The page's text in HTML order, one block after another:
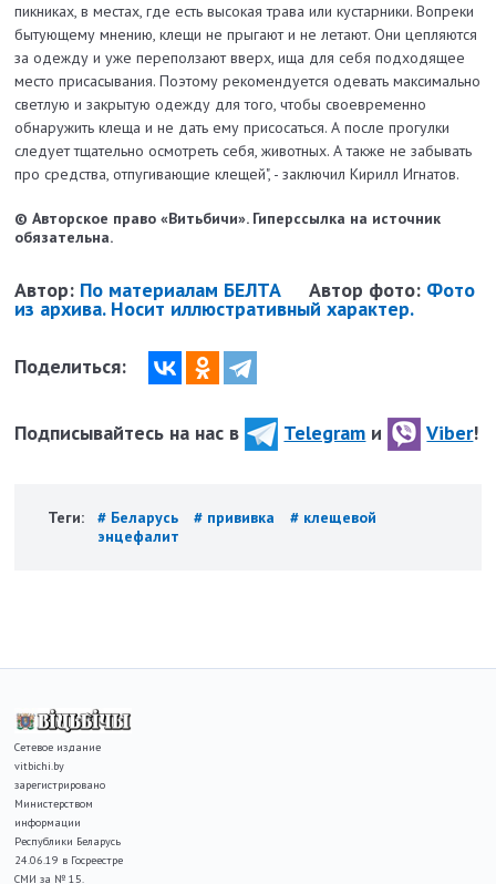
пикниках, в местах, где есть высокая трава или кустарники. Вопреки
бытующему мнению, клещи не прыгают и не летают. Они цепляются
за одежду и уже переползают вверх, ища для себя подходящее
место присасывания. Поэтому рекомендуется одевать максимально
светлую и закрытую одежду для того, чтобы своевременно
обнаружить клеща и не дать ему присосаться. А после прогулки
следует тщательно осмотреть себя, животных. А также не забывать
про средства, отпугивающие клещей", - заключил Кирилл Игнатов.
© Авторское право «Витьбичи». Гиперссылка на источник
обязательна.
Автор: По материалам БЕЛТА Автор фото: Фото
из архива. Носит иллюстративный характер.
Поделиться:
Подписывайтесь на нас в Telegram и Viber!
Теги: # Беларусь # прививка
# клещевой
энцефалит
Сетевое издание
vitbichi.by
зарегистрировано
Министерством
информации
Республики Беларусь
24.06.19 в Госреестре
СМИ за № 15.